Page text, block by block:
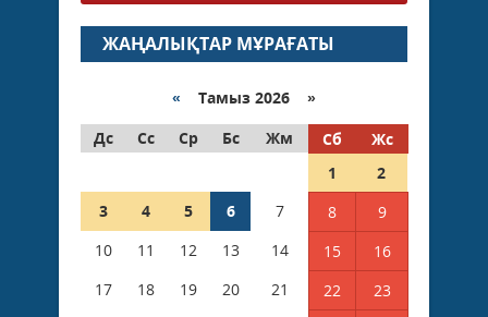
ЖАҢАЛЫҚТАР МҰРАҒАТЫ
« Тамыз 2026 »
Дс
Сс Ср Бс Жм Сб
Жс
1
2
3
4 5 6 7 8
9
10
11 12 13 14 15
16
17
18 19 20 21 22
23